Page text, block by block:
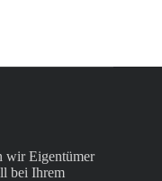
wir Eigentümer
bei Ihrem